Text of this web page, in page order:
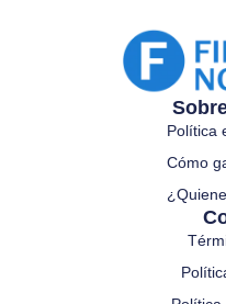
Política
Cómo